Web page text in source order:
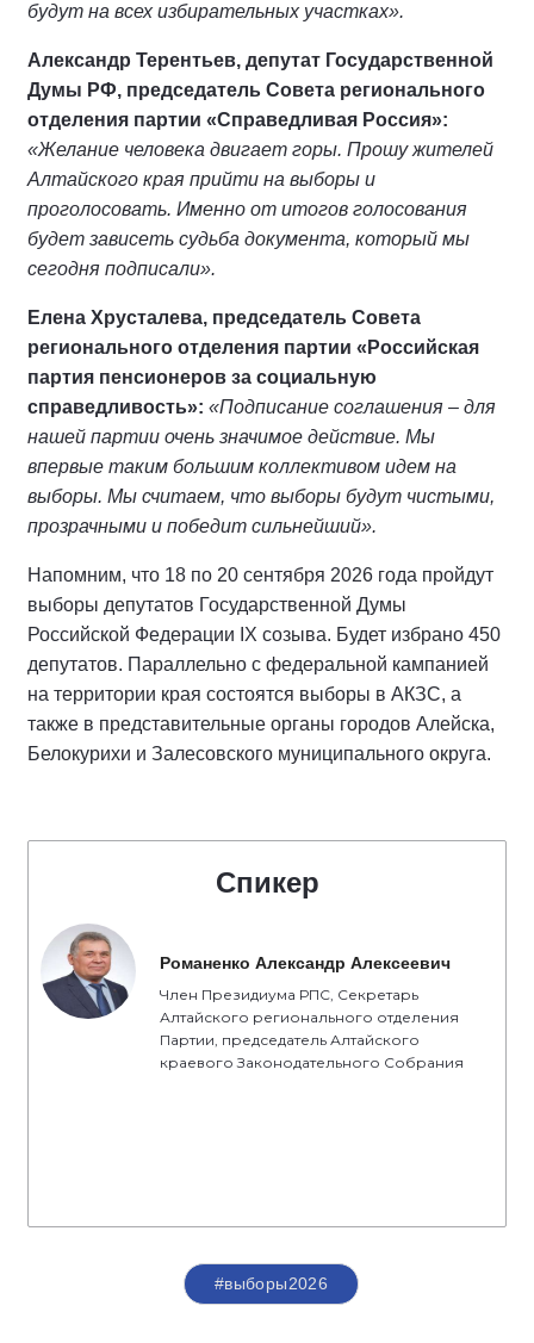
будут на всех избирательных участках».
Александр Терентьев, депутат Государственной
Думы РФ, председатель Совета регионального
отделения партии «Справедливая Россия»:
«Желание человека двигает горы. Прошу жителей
Алтайского края прийти на выборы и
проголосовать. Именно от итогов голосования
будет зависеть судьба документа, который мы
сегодня подписали».
Елена Хрусталева, председатель Совета
регионального отделения партии «Российская
партия пенсионеров за социальную
справедливость»: «Подписание соглашения – для
нашей партии очень значимое действие. Мы
впервые таким большим коллективом идем на
выборы. Мы считаем, что выборы будут чистыми,
прозрачными и победит сильнейший».
Напомним, что 18 по 20 сентября 2026 года пройдут
выборы депутатов Государственной Думы
Российской Федерации IX созыва. Будет избрано 450
депутатов. Параллельно с федеральной кампанией
на территории края состоятся выборы в АКЗС, а
также в представительные органы городов Алейска,
Белокурихи и Залесовского муниципального округа.
Спикер
Романенко Александр Алексеевич
Член Президиума РПС, Секретарь
Алтайского регионального отделения
Партии, председатель Алтайского
краевого Законодательного Собрания
#выборы2026